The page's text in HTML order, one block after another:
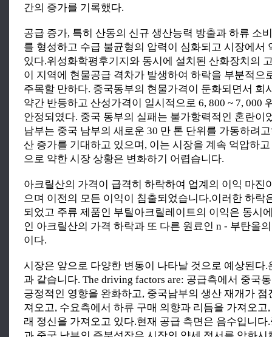
간의 증가를 기록했다.
공급 증가, 특히 산동의 신규 생산능력 방출과 하류 소
를 형성하고 수급 불균형의 압력이 심화되고 시장에서
있다.위성화학평후기지와 동시에 설치된 산화장치의
이 지역에 현물공급 격차가 발생하여 하락을 부분적으
주목할 만하다. 중국동부의 현물가격이 둔화되면서 회
약간 반등하고 산성가격이 일시적으로 6, 800 ~ 7, 000
안정되였다. 중국 동부의 실패는 불가항력적인 혼란이
남부는 중국 남부의 새로운 30 만 톤 단위를 가동하려
산 증가를 기대하고 있으며, 이는 시장을 계속 억압하
으로 약한 시장 상황은 변화하기 어렵습니다.
아크릴산의 가격이 급격히 하락하여 업계의 이익 마진
으며 이전의 모든 이익이 침출되었습니다.이러한 하락
되었고 주류 제품인 부틸아크릴레이트의 이익은 동시
인 아크릴산의 가격 하락과 또 다른 원료인 n - 부탄올
이다.
시장은 앞으로 다양한 변동이 나타날 것으로 예상된다.
과 같습니다. The driving factors are: 공급측에서 중국
긍정적인 영향을 완화하고, 중국남부의 생산 재개가 점
져오고, 수요측에서 하류 구매 의향과 리듬을 가져오고
래 정신을 가져오고 있다.현재 공급 측면은 음수입니다